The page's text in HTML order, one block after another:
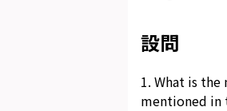
設問
1. What is the
mentioned in